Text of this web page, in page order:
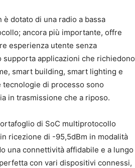
è dotato di una radio a bassa
ancora più importante, offre
esperienza utente senza
applicazioni che richiedono
smart building, smart lighting e
di processo sono
in trasmissione che a riposo.
di SoC multiprotocollo
ricezione di -95,5dBm in modalità
una connettività affidabile e a lungo
con vari dispositivi connessi,